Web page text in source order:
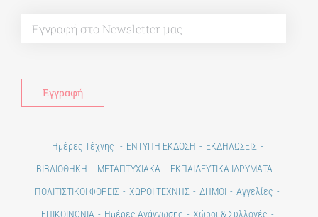
Ημέρες Τέχνης ΕΝΤΥΠΗ ΕΚΔΟΣΗ
ΕΚΔΗΛΩΣΕΙΣ
ΒΙΒΛΙΟΘΗΚΗ
ΜΕΤΑΠΤΥΧΙΑΚΑ
ΕΚΠΑΙΔΕΥΤΙΚΑ ΙΔΡΥΜΑΤΑ